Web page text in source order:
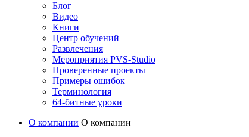
Блог
Видео
Книги
Центр обучений
Развлечения
Мероприятия PVS-Studio
Проверенные проекты
Примеры ошибок
Терминология
64-битные уроки
О компании О компании